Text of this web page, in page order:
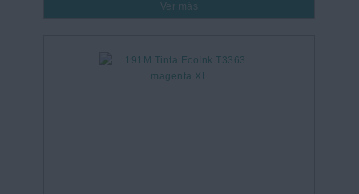
Ver más